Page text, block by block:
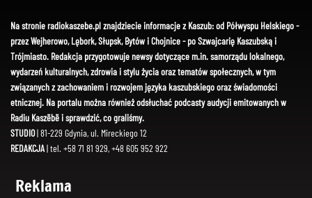
Na stronie radiokaszebe.pl znajdziecie informacje z Kaszub: od Półwyspu Helskiego -
przez Wejherowo, Lębork, Słupsk, Bytów i Chojnice - po Szwajcarię Kaszubską i
Trójmiasto. Redakcja przygotowuje newsy dotyczące m.in. samorządu lokalnego,
wydarzeń kulturalnych, zdrowia i stylu życia oraz tematów społecznych, w tym
związanych z zachowaniem i rozwojem języka kaszubskiego oraz świadomości
etnicznej. Na portalu można również odsłuchać podcasty audycji emitowanych w
Radiu Kaszëbë i sprawdzić, co graliśmy.
STUDIO| 81-229 Gdynia, ul. Mireckiego 12
REDAKCJA| tel. +58 71 81 929, +48 605 952 922
Reklama